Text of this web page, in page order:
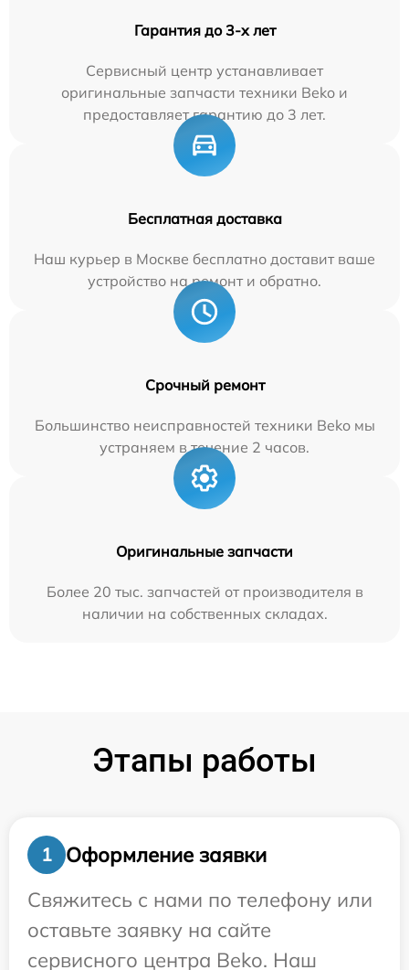
Гарантия до 3-х лет
Сервисный центр устанавливает
оригинальные запчасти техники Beko и
предоставляет гарантию до 3 лет.
Бесплатная доставка
Наш курьер в Москве бесплатно доставит ваше
устройство на ремонт и обратно.
Срочный ремонт
Большинство неисправностей техники Beko мы
устраняем в течение 2 часов.
Оригинальные запчасти
Более 20 тыс. запчастей от производителя в
наличии на собственных складах.
Этапы работы
1
Оформление заявки
Свяжитесь с нами по телефону или
оставьте заявку на сайте
сервисного центра Beko. Наш